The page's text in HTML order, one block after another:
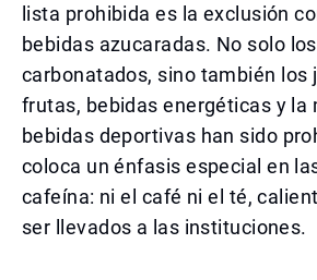
lista prohibida es la exclusión
bebidas azucaradas. No solo
carbonatados, sino también los
frutas, bebidas energéticas y la
bebidas deportivas han sido
coloca un énfasis especial en
cafeína: ni el café ni el té,
ser llevados a las instituciones.